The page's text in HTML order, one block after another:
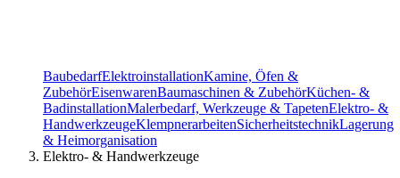
BaubedarfElektroinstallationKamine, Öfen &
ZubehörEisenwarenBaumaschinen & ZubehörKüchen- &
BadinstallationMalerbedarf, Werkzeuge & TapetenElektro- &
HandwerkzeugeKlempnerarbeitenSicherheitstechnikLagerung
& Heimorganisation
Elektro- & Handwerkzeuge